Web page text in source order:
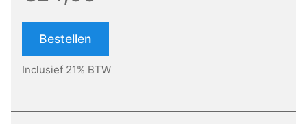
Bestellen
Inclusief 21% BTW